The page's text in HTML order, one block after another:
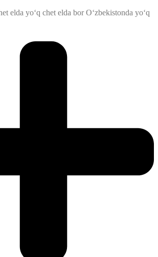
elda yoʻq chet elda bor Oʻzbekistonda yoʻq